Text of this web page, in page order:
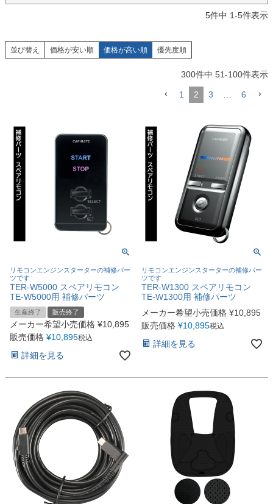
5件中 1-5件表示
並び替え 価格が安い順 価格が高い順 優先度順
300件中 51-100件表示
1 2 3 … 6
リモコンエンジンスターターの補修パー
ツです
TER-W5000 スペアリモコン
TE-W5000用 補修パーツ
生産終了 販売終了
メーカー希望小売価格 ¥10,895
販売価格 ¥10,895税込
詳細を見る
リモコンエンジンスターターの補修パー
ツです
TER-W1300 スペアリモコン
TE-W1300用 補修パーツ
メーカー希望小売価格 ¥10,895
販売価格 ¥10,895税込
詳細を見る